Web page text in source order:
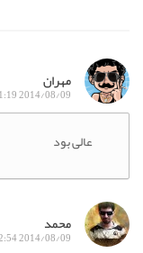
مهران
2014/08/09 11:19
عالی بود
محمد
2014/08/09 12:54